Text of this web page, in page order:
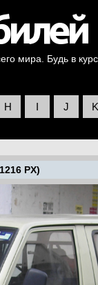
мира. Будь в
H I J K
PX)